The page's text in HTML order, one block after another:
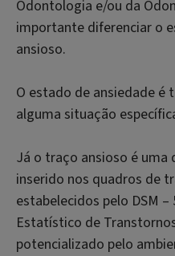
Odontologia e/ou da
importante diferenciar o
ansioso.
O estado de ansiedade é
alguma situação
Já o traço ansioso é uma
inserido nos quadros de
estabelecidos pelo DSM
Estatístico de
potencializado pelo